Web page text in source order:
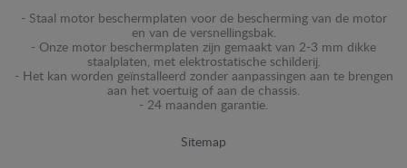
- Staal motor beschermplaten voor de bescherming van de motor
en van de versnellingsbak.
- Onze motor beschermplaten zijn gemaakt van 2-3 mm dikke
staalplaten, met elektrostatische schilderij.
- Het kan worden geïnstalleerd zonder aanpassingen aan te brengen
aan het voertuig of aan de chassis.
- 24 maanden garantie.
Sitemap